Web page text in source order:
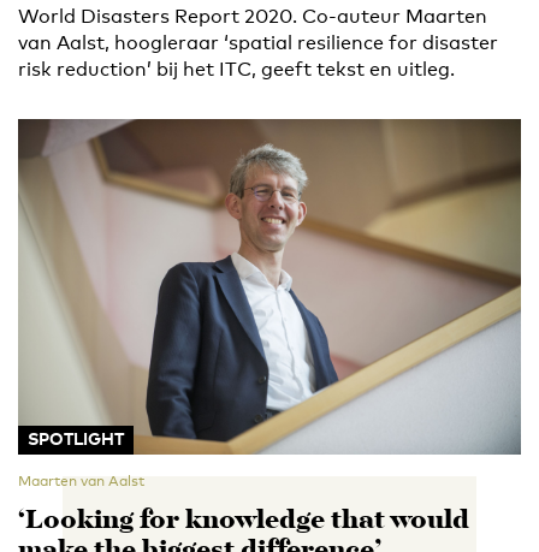
World Disasters Report 2020. Co-auteur Maarten
van Aalst, hoogleraar ‘spatial resilience for disaster
risk reduction’ bij het ITC, geeft tekst en uitleg.
SPOTLIGHT
Maarten van Aalst
‘Looking for knowledge that would